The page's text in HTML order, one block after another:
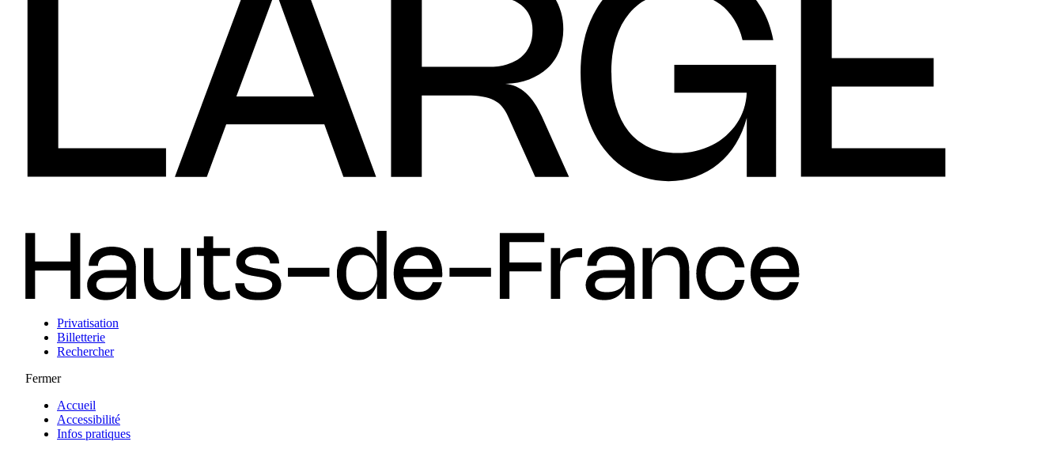
Privatisation
Billetterie
Rechercher
Fermer
Accueil
Accessibilité
Infos pratiques